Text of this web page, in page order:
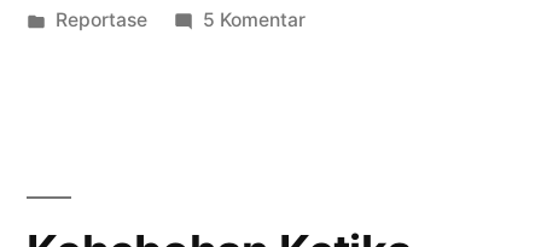
by
Posted
Reportase 5 Komentarpada